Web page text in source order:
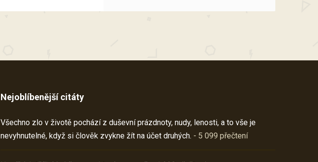
Nejoblíbenější citáty
Všechno zlo v životě pochází z duševní prázdnoty, nudy, lenosti, a to vše je
nevyhnutelné, když si člověk zvykne žít na účet druhých. - 5 099 přečtení